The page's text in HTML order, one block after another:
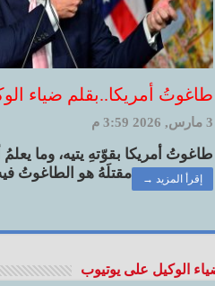
طاغوتُ أمريكا..بقلم ضياء
3 مارس, 2026 3:59 م
طاغوتُ أمريكا بقوّتهِ يتيه، وما يعلمُ
مقتلَهُ هو الطاغوتُ
إقرأ المزيد →
الوكيل على يوتيوب